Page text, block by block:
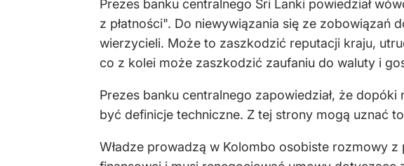
Prezes banku centralnego Sri Lanki powiedział
z płatności". Do niewywiązania się ze zobowiązań
wierzycieli. Może to zaszkodzić reputacji kraju,
co z kolei może zaszkodzić zaufaniu do waluty i
Prezes banku centralnego zapowiedział, że
być definicje techniczne. Z tej strony mogą uznać
Władze prowadzą w Kolombo osobiste rozmowy